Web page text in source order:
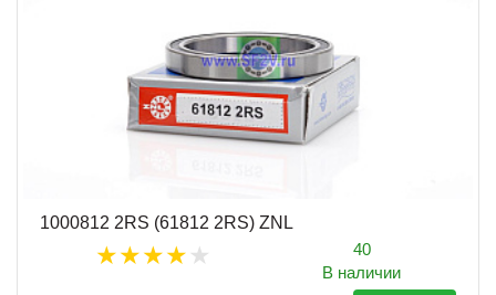
1000812 2RS (61812 2RS) ZNL
40
В наличии